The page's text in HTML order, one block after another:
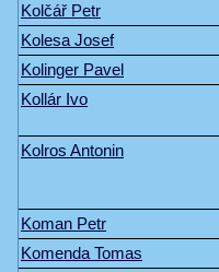
Kolčář Petr
Kolesa Josef
Kolinger Pavel
Kollár Ivo
Kolros Antonin
Koman Petr
Komenda Tomas